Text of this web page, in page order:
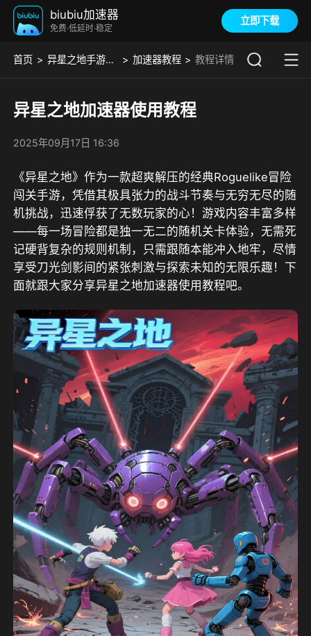
biubiu加速器
免费·低延时·稳定
立即下载
首页 异星之地手游版01 加速器教程 教程详情
异星之地加速器使用教程
2025年09月17日 16:36
《异星之地》作为一款超爽解压的经典Roguelike冒险
闯关手游，凭借其极具张力的战斗节奏与无穷无尽的随
机挑战，迅速俘获了无数玩家的心！游戏内容丰富多样
——每一场冒险都是独一无二的随机关卡体验，无需死
记硬背复杂的规则机制，只需跟随本能冲入地牢，尽情
享受刀光剑影间的紧张刺激与探索未知的无限乐趣 ！下
面就跟大家分享异星之地加速器使用教程吧。